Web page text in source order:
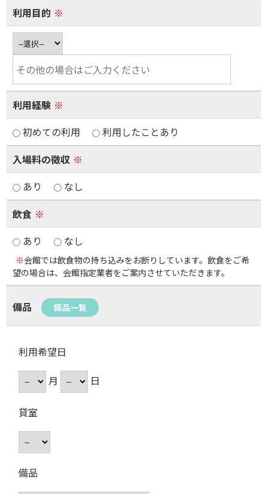
利用目的 ※
利用経験 ※
初めての利用
利用したことあり
入場料の徴収 ※
あり
なし
飲食 ※
あり
なし
※会館では飲食物の持ち込みをお断りしています。飲食をご希
望の場合は、会館指定業者をご案内させていただきます。
備品 備品一覧
利用希望日
月
日
貸室
備品